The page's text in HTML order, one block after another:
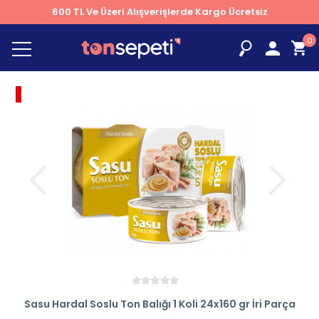
600 TL Ve Üzeri Alışverişlerde Kargo Ücretsiz
0
İNDİRİM
Sasu Hardal Soslu Ton Balığı 1 Koli 24x160 gr İri Parça